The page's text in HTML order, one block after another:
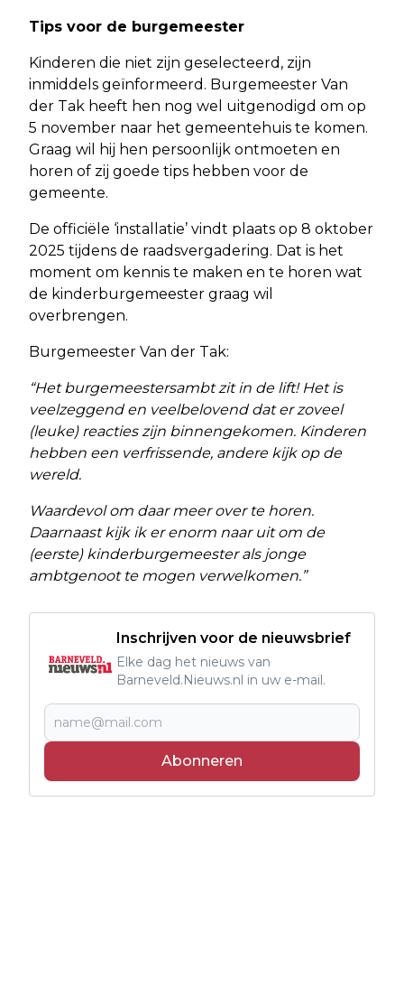
Tips voor de burgemeester
Kinderen die niet zijn geselecteerd, zijn
inmiddels geïnformeerd. Burgemeester Van
der Tak heeft hen nog wel uitgenodigd om op
5 november naar het gemeentehuis te komen.
Graag wil hij hen persoonlijk ontmoeten en
horen of zij goede tips hebben voor de
gemeente.
De officiële ‘installatie’ vindt plaats op 8 oktober
2025 tijdens de raadsvergadering. Dat is het
moment om kennis te maken en te horen wat
de kinderburgemeester graag wil
overbrengen.
Burgemeester Van der Tak:
“Het burgemeestersambt zit in de lift! Het is
veelzeggend en veelbelovend dat er zoveel
(leuke) reacties zijn binnengekomen. Kinderen
hebben een verfrissende, andere kijk op de
wereld.
Waardevol om daar meer over te horen.
Daarnaast kijk ik er enorm naar uit om de
(eerste) kinderburgemeester als jonge
ambtgenoot te mogen verwelkomen.”
Inschrijven voor de nieuwsbrief
Elke dag het nieuws van
Barneveld.Nieuws.nl in uw e-mail.
Abonneren